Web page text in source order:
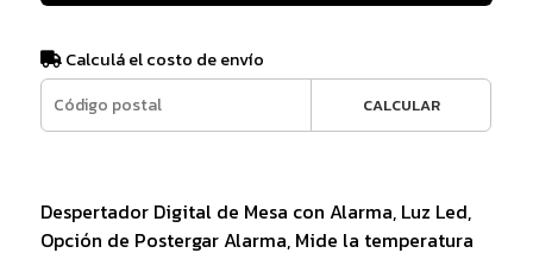
Calculá el costo de envío
CALCULAR
Despertador Digital de Mesa con Alarma, Luz Led,
Opción de Postergar Alarma, Mide la temperatura